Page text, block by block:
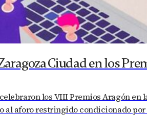
Ciudad en los
los VIII Premios Aragón
al aforo restringido condicionado